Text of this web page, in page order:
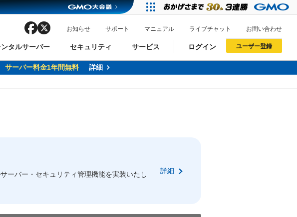
括検索
索
ンタルサーバー セキュリティ サービス
メインAPI
facebook お知らせ サポート マニュアル ライブチャット お問い合わせ
ログイン
One レンタルサーバーを含む最新の機能を使う方
以下でもログイン可能
ユーザー登録
One レンタルサーバーを含む最新の機能を使う方
以下でも登録可能
サーバー料金1年間無料 詳細
ーバー・セキュリティ管理機能を実装いたし
詳細